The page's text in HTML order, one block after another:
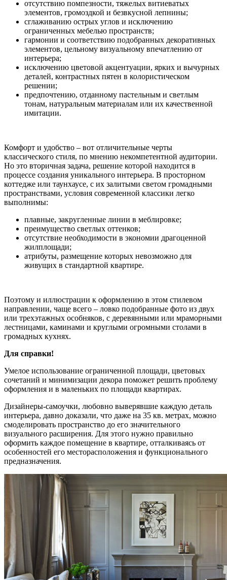
отсутствию помпезности, тяжелых витиеватых
элементов, громоздкой и безвкусной лепнины;
сглаживанию острых углов и исключению
ограниченных мебелью пространств;
гармонии и соответствию подобранных декоративных
элементов, цельному визуальному впечатлению от
интерьера;
исключению цветовой акцентуации, ярких и вычурных
деталей, контрастных пятен в колористическом
решении;
предпочтению, отданному пастельным и светлым
тонам, натуральным материалам или их качественной
имитации.
Комфорт и удобство – вот отличительные черты
классического стиля, по мнению некомпетентной аудитории.
Но это вторичная задача, решение которой находится в
процессе создания уникального интерьера. В просторном
коттедже или таунхаусе, с их залитыми светом громадными
пространствами, условия современной классики легко
выполнимы:
плавные, закругленные линии в меблировке;
преимущество светлых оттенков;
отсутствие необходимости в экономии драгоценной
жилплощади;
атрибуты, размещение которых невозможно для
живущих в стандартной квартире.
Поэтому и иллюстрации к оформлению в этом стилевом
направлении, чаще всего – ловко подобранные фото из двух
или трехэтажных особняков, с деревянными или мраморными
лестницами, каминами и круглыми огромными столами в
громадных кухнях.
Для справки!
Умелое использование ограниченной площади, цветовых
сочетаний и минимизации декора поможет решить проблему
оформления и в маленьких по площади квартирах.
Дизайнеры-самоучки, любовно выверявшие каждую деталь
интерьера, давно доказали, что даже на 35 кв. метрах, можно
смоделировать пространство до его значительного
визуального расширения. Для этого нужно правильно
оформить каждое помещение в квартире, отталкиваясь от
особенностей его месторасположения и функционального
предназначения.